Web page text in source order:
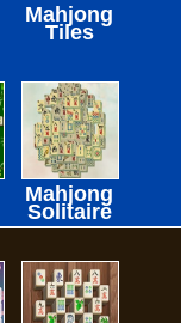
Mahjong
Tiles
Mahjong
Solitaire